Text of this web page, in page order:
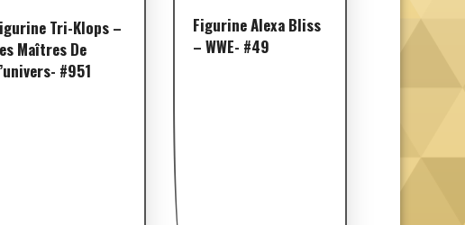
Tri-Klops –
Maîtres De
#951
Figurine Alexa Bliss
– WWE- #49